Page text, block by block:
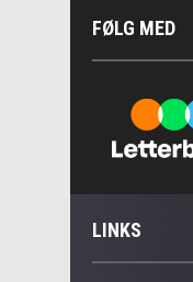
FØLG MED
LINKS